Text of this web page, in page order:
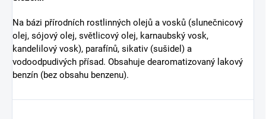
Na bázi přírodních rostlinných olejů a vosků (slunečnicový
olej, sójový olej, světlicový olej, karnaubský vosk,
kandelilový vosk), parafínů, sikativ (sušidel) a
vodoodpudivých přísad. Obsahuje dearomatizovaný lakový
benzín (bez obsahu benzenu).